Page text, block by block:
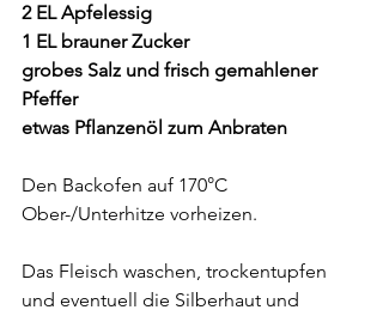
2 EL Apfelessig
1 EL brauner Zucker
grobes Salz und frisch gemahlener
Pfeffer
etwas Pflanzenöl zum Anbraten
Den Backofen auf 170°C
Ober-/Unterhitze vorheizen.
Das Fleisch waschen, trockentupfen
und eventuell die Silberhaut und